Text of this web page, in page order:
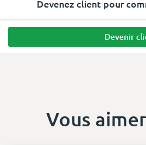
Devenez client pour
Devenir
Vous